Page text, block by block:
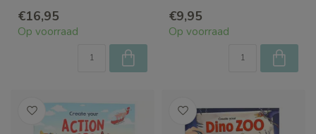
€16,95
Op voorraad
€9,95
Op voorraad